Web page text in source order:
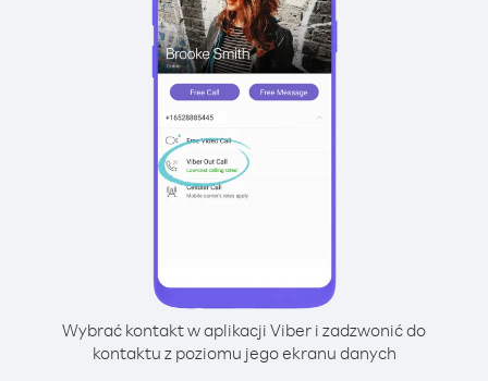
Wybrać kontakt w aplikacji Viber i zadzwonić do
kontaktu z poziomu jego ekranu danych